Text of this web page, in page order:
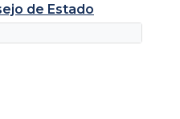
de Estado